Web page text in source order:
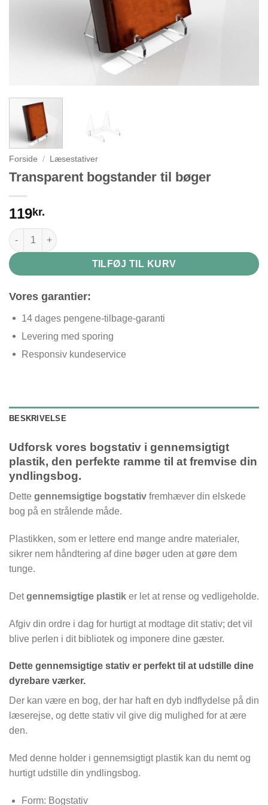
Forside / Læsestativer
Transparent bogstander til bøger
119kr.
Transparent bogstander til bøger antal
TILFØJ TIL KURV
Vores garantier:
14 dages pengene-tilbage-garanti
Levering med sporing
Responsiv kundeservice
BESKRIVELSE
Udforsk vores bogstativ i gennemsigtigt
plastik, den perfekte ramme til at fremvise din
yndlingsbog.
Dette gennemsigtige bogstativ fremhæver din elskede
bog på en strålende måde.
Plastikken, som er lettere end mange andre materialer,
sikrer nem håndtering af dine bøger uden at gøre dem
tunge.
Detgennemsigtige plastik er let at rense og vedligeholde.
Afgiv din ordre i dag for hurtigt at modtage dit stativ; det vil
blive perlen i dit bibliotek og imponere dine gæster.
Dette gennemsigtige stativ er perfekt til at udstille dine
dyrebare værker.
Der kan være en bog, der har haft en dyb indflydelse på din
læserejse, og dette stativ vil give dig mulighed for at ære
den.
Med denne holder i gennemsigtigt plastik kan du nemt og
hurtigt udstille din yndlingsbog.
Form: Bogstativ